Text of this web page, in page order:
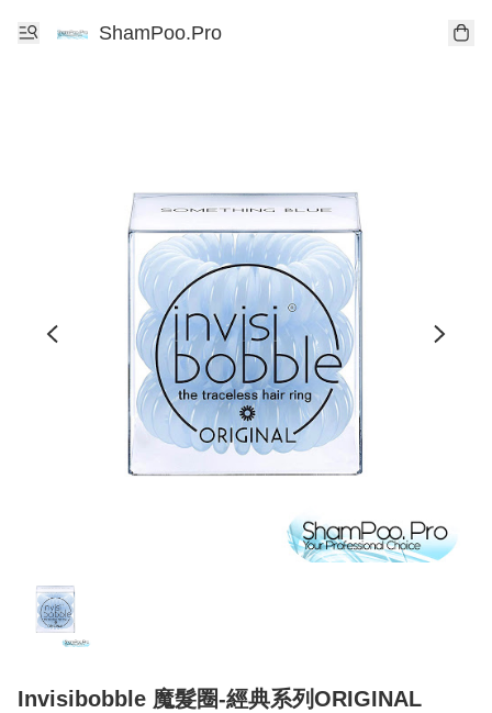
ShamPoo.Pro
Invisibobble 魔髮圈-經典系列ORIGINAL